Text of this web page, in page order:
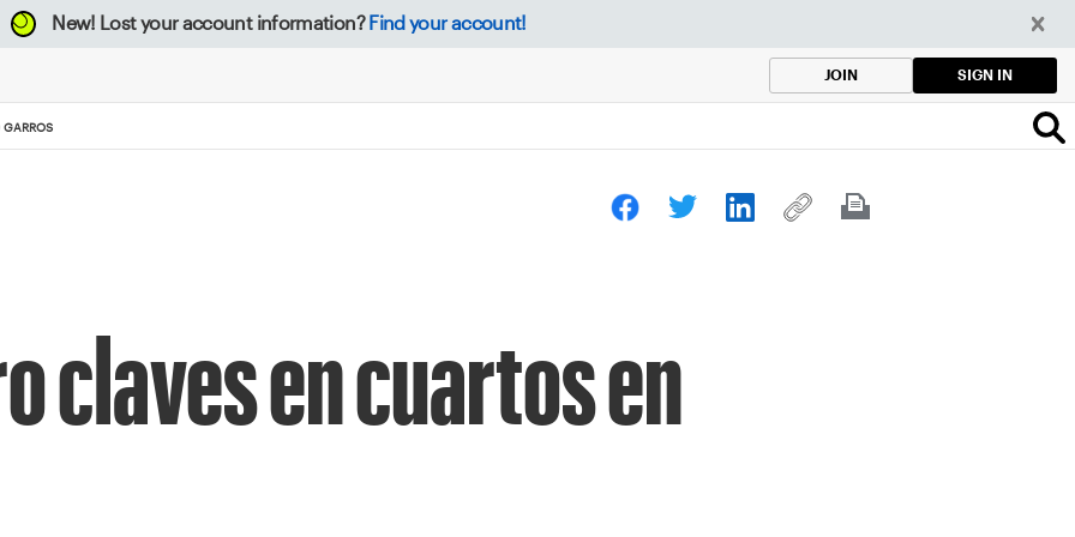
New! Lost your account information? Find your account!
JOIN SIGN IN
GARROS
claves en cuartos en